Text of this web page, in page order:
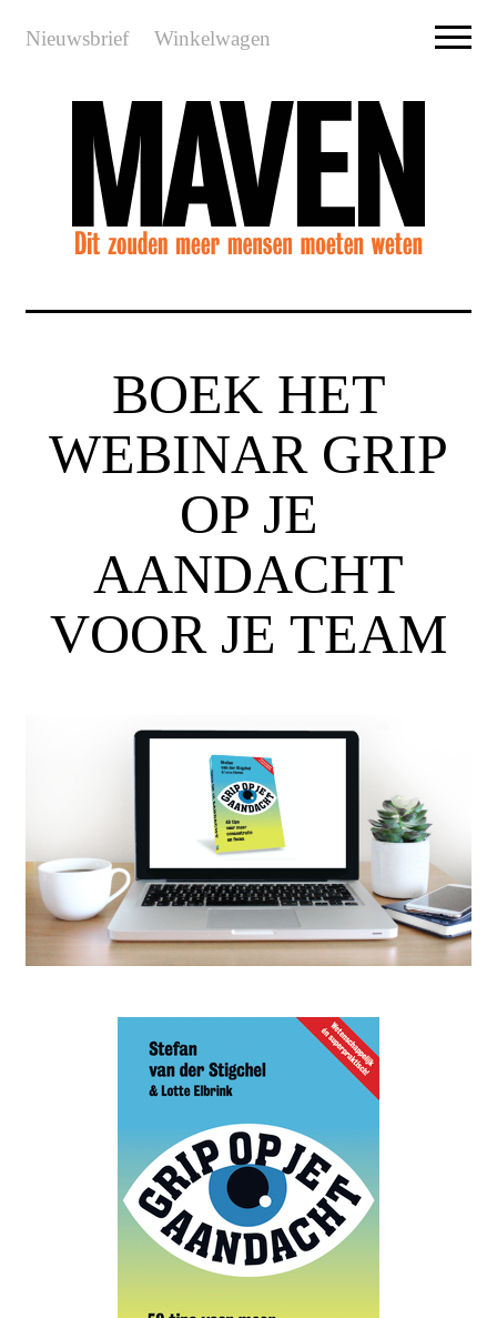
Nieuwsbrief Winkelwagen
BOEK HET
WEBINAR GRIP
OP JE
AANDACHT
VOOR JE TEAM